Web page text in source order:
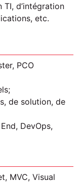
d’intégration
etc.
PCO
de solution, de
DevOps,
MVC, Visual